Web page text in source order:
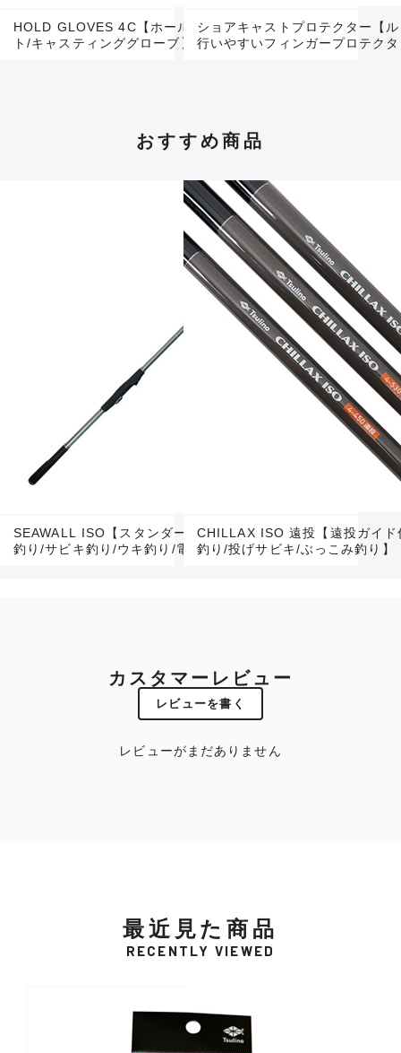
HOLD GLOVES 4C【ホールドグローブ4本カッ
ト/キャスティンググローブ】
ショアキャストプロテクター【
行いやすいフィンガープロテク
おすすめ商品
SEAWALL ISO【スタンダードな磯竿/ウキふかせ
釣り/サビキ釣り/ウキ釣り/電気ウキ釣り など】
CHILLAX ISO 遠投【遠投ガイド
釣り/投げサビキ/ぶっこみ釣り】
カスタマーレビュー
レビューを書く
レビューがまだありません
最近見た商品
RECENTLY VIEWED